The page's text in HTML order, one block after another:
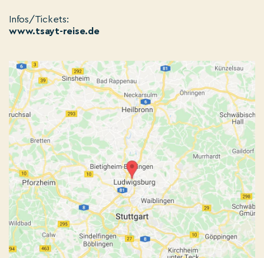
Infos/Tickets:
www.tsayt-reise.de